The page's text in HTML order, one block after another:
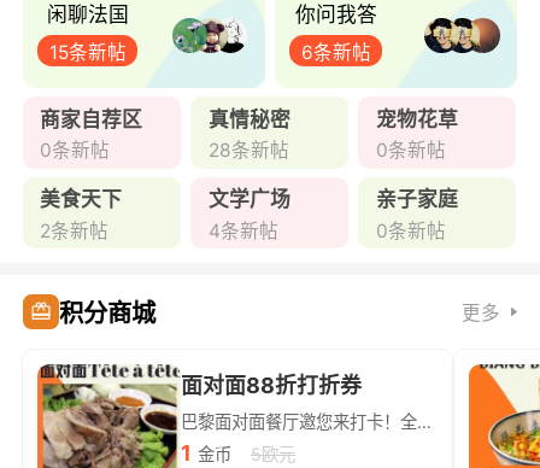
闲聊法国
15条新帖
你问我答
6条新帖
商家自荐区
0条新帖
真情秘密
28条新帖
宠物花草
0条新帖
美食天下
2条新帖
文学广场
4条新帖
亲子家庭
0条新帖
积分商城 更多
面对面88折打折券
巴黎面对面餐厅邀您来打卡！全场88折
1 金币
5欧元